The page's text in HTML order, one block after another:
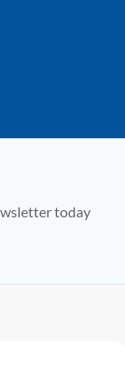
today